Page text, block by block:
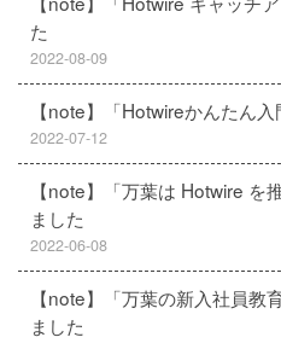
た
2022-08-09
【note】「Hotwireかんたん
2022-07-12
【note】「万葉は Hotwire を
ました
2022-06-08
【note】「万葉の新入社員教
ました